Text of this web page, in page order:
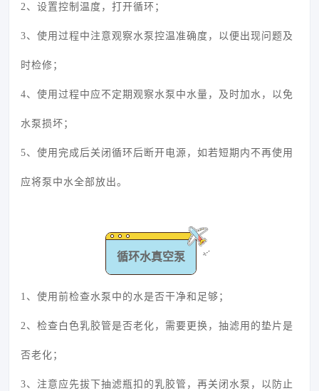
2、设置控制温度，打开循环；
3、使用过程中注意观察水泵控温准确度，以便出现问题及
时检修；
4、使用过程中应不定期观察水泵中水量，及时加水，以免
水泵损坏；
5、使用完成后关闭循环后断开电源，如若短期内不再使用
应将泵中水全部放出。
循环水真空泵
1、使用前检查水泵中的水是否干净和足够；
2、检查白色乳胶管是否老化，需要更换，抽滤用的垫片是
否老化；
3、注意应先拔下抽滤瓶扣的乳胶管，再关闭水泵，以防止